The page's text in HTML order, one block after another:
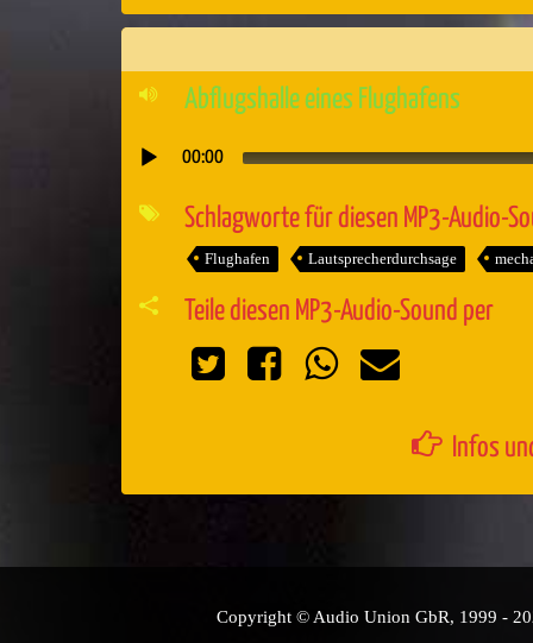
Abflugshalle eines Flughafens
Audio-
Player
00:00
Schlagworte für diesen MP3-Audio-
Flughafen Lautsprecherdurchsage
Teile diesen MP3-Audio-Sound per
Infos
Copyright © Audio Union GbR, 1999 -